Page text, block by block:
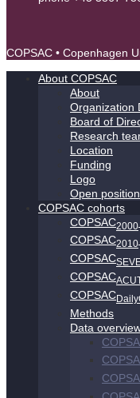
COPSAC • Copenhagen
About COPSAC
About
Organization
Board of
Research
Location
Funding
Logo
Open
COPSAC cohorts
COPSAC2000
COPSAC2010
COPSAC
COPSAC
COPSAC
Methods
Data